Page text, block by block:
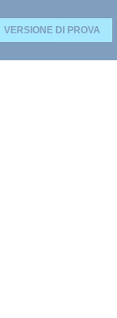
VERSIONE DI PROVA